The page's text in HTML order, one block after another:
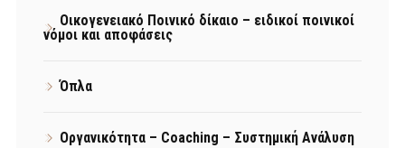
Οικογενειακό Ποινικό δίκαιο – ειδικοί ποινικοί
νόμοι και αποφάσεις
Όπλα
Οργανικότητα – Coaching – Συστημική Ανάλυση